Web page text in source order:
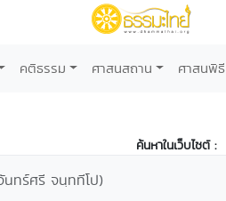
คติธรรม ศาสนสถาน ศาสนพิธี
ค้นหาในเว็บไซต์ :
นทร์ศรี จนฺททีโป)